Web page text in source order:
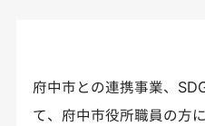
府中市との連携事業、
て、府中市役所職員の方